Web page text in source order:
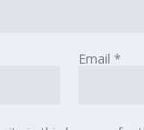
Email *